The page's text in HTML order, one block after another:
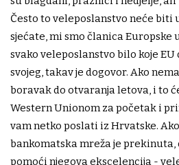
Često to veleposlanstvo neće biti
sjećate, mi smo članica Europske
svako veleposlanstvo bilo koje EU
svojeg, takav je dogovor. Ako
boravak do otvaranja letova, i to
Western Unionom za početak i
vam netko poslati iz Hrvatske.
bankomatska mreža je prekinuta,
pomoći njegova ekscelencija -